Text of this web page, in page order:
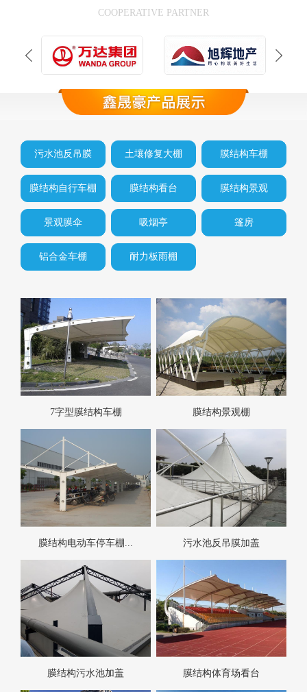
COOPERATIVE PARTNER
污水池反吊膜 土壤修复大棚 膜结构车棚
膜结构自行车棚 膜结构看台 膜结构景观
景观膜伞 吸烟亭 篷房
铝合金车棚 耐力板雨棚
7字型膜结构车棚 膜结构景观棚
膜结构电动车停车棚... 污水池反吊膜加盖
膜结构污水池加盖 膜结构体育场看台